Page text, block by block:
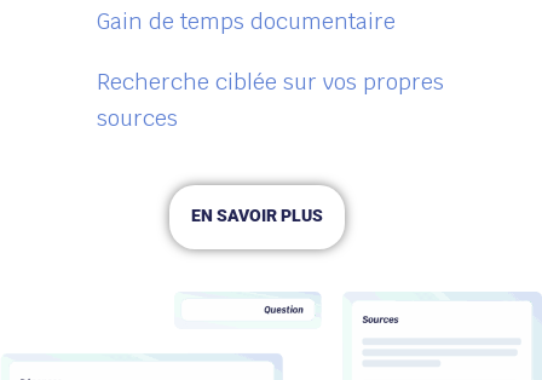
Gain de temps documentaire
Recherche ciblée sur vos propres
sources
EN SAVOIR PLUS